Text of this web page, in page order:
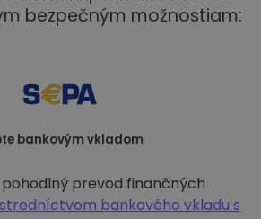
bezpečným možnostiam:
bankovým vkladom
prevod finančných
bankového vkladu s